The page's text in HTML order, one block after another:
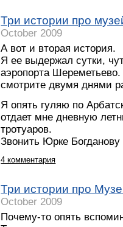
Три истории про
October 2009
А вот и вторая история.
Я ее выдержал сутки,
аэропорта
смотрите двумя днями
Я опять гуляю по
отдает мне дневную
тротуаров.
Звонить Юрке
4 комментария
Три истории про
October 2009
Почему-то опять